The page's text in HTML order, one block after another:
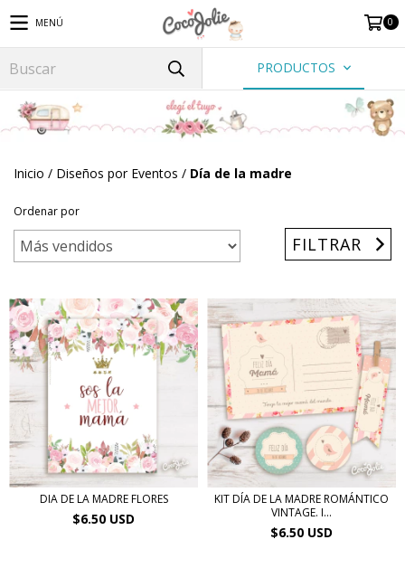
MENÚ 0
PRODUCTOS
Inicio / Diseños por Eventos / Día de la madre
Ordenar por
FILTRAR
DIA DE LA MADRE FLORES
$6.50 USD
KIT DÍA DE LA MADRE ROMÁNTICO
VINTAGE. I...
$6.50 USD